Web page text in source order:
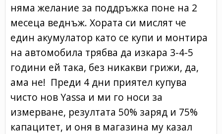
няма желание за поддръжка поне на 2
месеца веднъж. Хората си мислят че
един акумулатор като се купи и монтира
на автомобила трябва да изкара 3-4-5
години ей така, без никакви грижи, да,
ама не! Преди 4 дни приятел купува
чисто нов Yassa и ми го носи за
измерване, резултата 50% заряд и 75%
капацитет, и оня в магазина му казал